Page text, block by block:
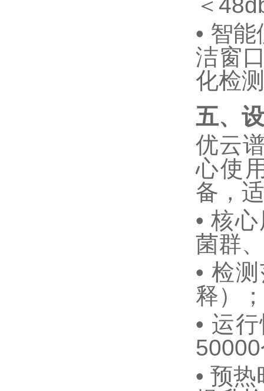
• 智能
洁窗
化检测
五、
优云
心使
备，
•核
菌群
• 检
释）；
• 运
50000
• 预热